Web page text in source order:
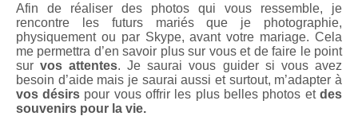
Afin de réaliser des photos qui vous ressemble, je
rencontre les futurs mariés que je photographie,
physiquement ou par Skype, avant votre mariage. Cela
me permettra d’en savoir plus sur vous et de faire le point
sur vos attentes. Je saurai vous guider si vous avez
besoin d’aide mais je saurai aussi et surtout, m’adapter à
vos désirs pour vous offrir les plus belles photos et des
souvenirs pour la vie.